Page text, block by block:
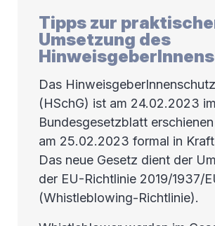
Tipps zur
Umsetzung des
Das
(HSchG) ist am 24.02.2023 im
Bundesgesetzblatt
am 25.02.2023 formal in
Das neue Gesetz dient der
der EU-Richtlinie 2019/1937/
(Whistleblowing-Richtlinie).